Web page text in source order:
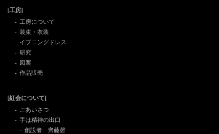
[工房]
工房について
装束・衣装
イブニングドレス
研究
図案
作品販売
[紅会について]
ごあいさつ
手は精神の出口
創設者 齊藤磬